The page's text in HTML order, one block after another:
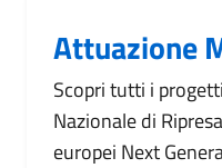
Attuazione
Scopri tutti i
Nazionale di
europei Next